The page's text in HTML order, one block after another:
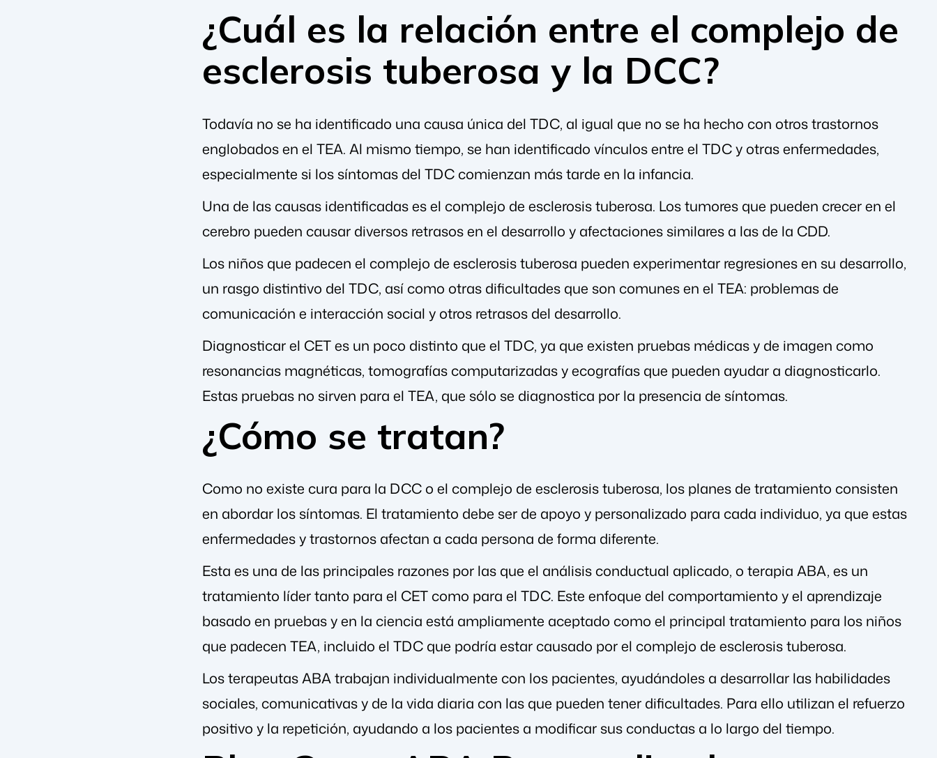
¿Cuál es la relación entre el complejo de
esclerosis tuberosa y la DCC?
Todavía no se ha identificado una causa única del TDC, al igual que no se ha hecho con otros trastornos
englobados en el TEA. Al mismo tiempo, se han identificado vínculos entre el TDC y otras enfermedades,
especialmente si los síntomas del TDC comienzan más tarde en la infancia.
Una de las causas identificadas es el complejo de esclerosis tuberosa. Los tumores que pueden crecer en el
cerebro pueden causar diversos retrasos en el desarrollo y afectaciones similares a las de la CDD.
Los niños que padecen el complejo de esclerosis tuberosa pueden experimentar regresiones en su desarrollo,
un rasgo distintivo del TDC, así como otras dificultades que son comunes en el TEA: problemas de
comunicación e interacción social y otros retrasos del desarrollo.
Diagnosticar el CET es un poco distinto que el TDC, ya que existen pruebas médicas y de imagen como
resonancias magnéticas, tomografías computarizadas y ecografías que pueden ayudar a diagnosticarlo.
Estas pruebas no sirven para el TEA, que sólo se diagnostica por la presencia de síntomas.
¿Cómo se tratan?
Como no existe cura para la DCC o el complejo de esclerosis tuberosa, los planes de tratamiento consisten
en abordar los síntomas. El tratamiento debe ser de apoyo y personalizado para cada individuo, ya que estas
enfermedades y trastornos afectan a cada persona de forma diferente.
Esta es una de las principales razones por las que el análisis conductual aplicado, o terapia ABA, es un
tratamiento líder tanto para el CET como para el TDC. Este enfoque del comportamiento y el aprendizaje
basado en pruebas y en la ciencia está ampliamente aceptado como el principal tratamiento para los niños
que padecen TEA, incluido el TDC que podría estar causado por el complejo de esclerosis tuberosa.
Los terapeutas ABA trabajan individualmente con los pacientes, ayudándoles a desarrollar las habilidades
sociales, comunicativas y de la vida diaria con las que pueden tener dificultades. Para ello utilizan el refuerzo
positivo y la repetición, ayudando a los pacientes a modificar sus conductas a lo largo del tiempo.